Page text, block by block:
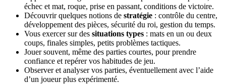
échec et mat, roque, prise en passant, conditions de victoire.
Découvrir quelques notions de stratégie : contrôle du centre,
développement des pièces, sécurité du roi, gestion du temps.
Vous exercer sur des situations types : mats en un ou deux
coups, finales simples, petits problèmes tactiques.
Jouer souvent, même des parties courtes, pour prendre
confiance et repérer vos habitudes de jeu.
Observer et analyser vos parties, éventuellement avec l’aide
d’un joueur plus expérimenté.